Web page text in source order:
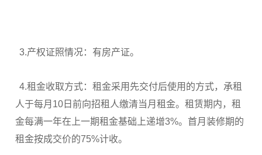
3.产权证照情况：有房产证。
4.租金收取方式：租金采用先交付后使用的方式，承租
人于每月10日前向招租人缴清当月租金。租赁期内，租
金每满一年在上一期租金基础上递增3%。首月装修期的
租金按成交价的75%计收。